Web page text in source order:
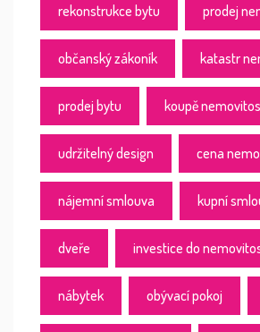
rekonstrukce bytu prodej
občanský zákoník katastr
prodej bytu koupě
udržitelný design cena
nájemní smlouva kupní
dveře investice do
nábytek obývací pokoj